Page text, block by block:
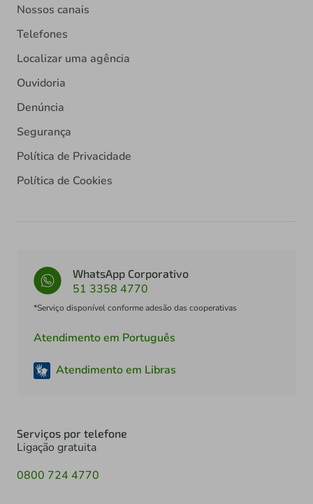
Nossos canais
Telefones
Localizar uma agência
Ouvidoria
Denúncia
Segurança
Política de Privacidade
Política de Cookies
WhatsApp Corporativo
51 3358 4770
*Serviço disponível conforme adesão das cooperativas
Atendimento em Português
Atendimento em Libras
Serviços por telefone
Ligação gratuita
0800 724 4770